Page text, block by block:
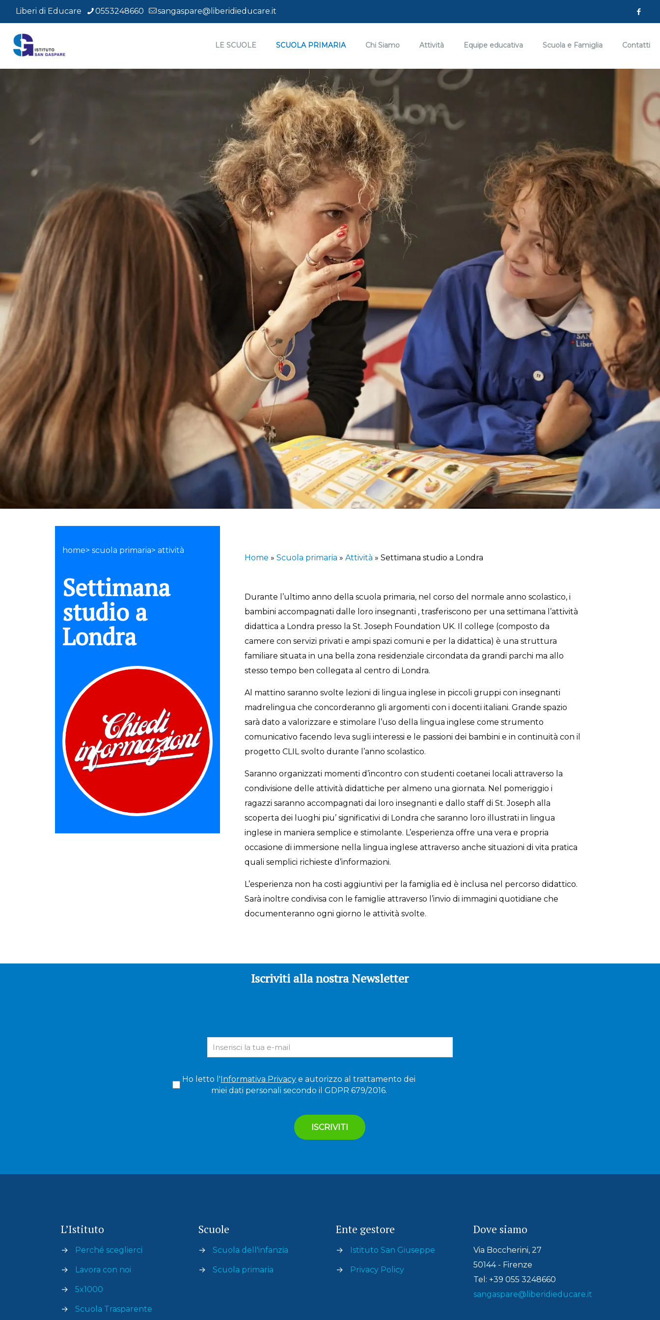
Liberi di Educare 0553248660 sangaspare@liberidieducare.it
LE SCUOLE SCUOLA PRIMARIA Chi Siamo Attività Equipe educativa Scuola e Famiglia Contatti
home> scuola primaria> attività
Settimana
studio a
Londra
Home » Scuola primaria » Attività » Settimana studio a Londra
Durante l’ultimo anno della scuola primaria, nel corso del normale anno scolastico, i
bambini accompagnati dalle loro insegnanti , trasferiscono per una settimana l’attività
didattica a Londra presso la St. Joseph Foundation UK. Il college (composto da
camere con servizi privati e ampi spazi comuni e per la didattica) è una struttura
familiare situata in una bella zona residenziale circondata da grandi parchi ma allo
stesso tempo ben collegata al centro di Londra.
Al mattino saranno svolte lezioni di lingua inglese in piccoli gruppi con insegnanti
madrelingua che concorderanno gli argomenti con i docenti italiani. Grande spazio
sarà dato a valorizzare e stimolare l’uso della lingua inglese come strumento
comunicativo facendo leva sugli interessi e le passioni dei bambini e in continuità con il
progetto CLIL svolto durante l’anno scolastico.
Saranno organizzati momenti d’incontro con studenti coetanei locali attraverso la
condivisione delle attività didattiche per almeno una giornata. Nel pomeriggio i
ragazzi saranno accompagnati dai loro insegnanti e dallo staff di St. Joseph alla
scoperta dei luoghi piu’ significativi di Londra che saranno loro illustrati in lingua
inglese in maniera semplice e stimolante. L’esperienza offre una vera e propria
occasione di immersione nella lingua inglese attraverso anche situazioni di vita pratica
quali semplici richieste d’informazioni.
L’esperienza non ha costi aggiuntivi per la famiglia ed è inclusa nel percorso didattico.
Sarà inoltre condivisa con le famiglie attraverso l’invio di immagini quotidiane che
documenteranno ogni giorno le attività svolte.
Iscriviti alla nostra Newsletter
Ho letto l'Informativa Privacy e autorizzo al trattamento dei
miei dati personali secondo il GDPR 679/2016.
L’Istituto
→ Perché sceglierci
→ Lavora con noi
→ 5x1000
→ Scuola Trasparente
Scuole
→ Scuola dell'infanzia
→ Scuola primaria
Ente gestore
→ Istituto San Giuseppe
→ Privacy Policy
Dove siamo
Via Boccherini, 27
50144 - Firenze
Tel: +39 055 3248660
sangaspare@liberidieducare.it